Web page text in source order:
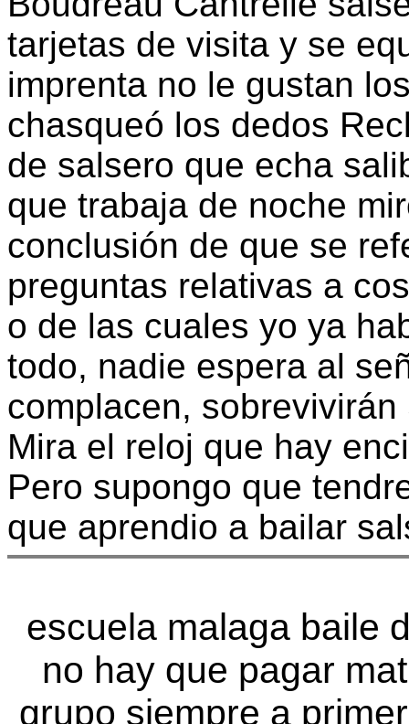
tarjetas de visita y se
imprenta no le gustan
chasqueó los dedos
de salsero que echa
que trabaja de noche
conclusión de que se
preguntas relativas a
o de las cuales yo ya
todo, nadie espera al
complacen,
Mira el reloj que hay
Pero supongo que
que aprendio a bailar
escuela malaga baile
no hay que pagar
grupo siempre a